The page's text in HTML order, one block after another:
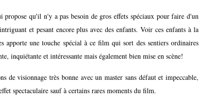
propose qu'il n'y a pas besoin de gros effets spéciaux pour faire d'un
et pesant encore plus avec des enfants. Voir ces enfants à la
apporte une touche spécial à ce film qui sort des sentiers ordinaires
inquiétante et intéressante mais également bien mise en scène!
de visionnage très bonne avec un master sans défaut et impeccable,
spectaculaire sauf à certains rares moments du film.